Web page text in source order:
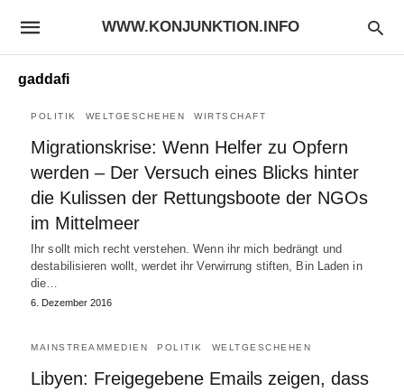
WWW.KONJUNKTION.INFO
gaddafi
POLITIK WELTGESCHEHEN WIRTSCHAFT
Migrationskrise: Wenn Helfer zu Opfern
werden – Der Versuch eines Blicks hinter
die Kulissen der Rettungsboote der NGOs
im Mittelmeer
Ihr sollt mich recht verstehen. Wenn ihr mich bedrängt und
destabilisieren wollt, werdet ihr Verwirrung stiften, Bin Laden in
die…
6. Dezember 2016
MAINSTREAMMEDIEN POLITIK WELTGESCHEHEN
Libyen: Freigegebene Emails zeigen, dass